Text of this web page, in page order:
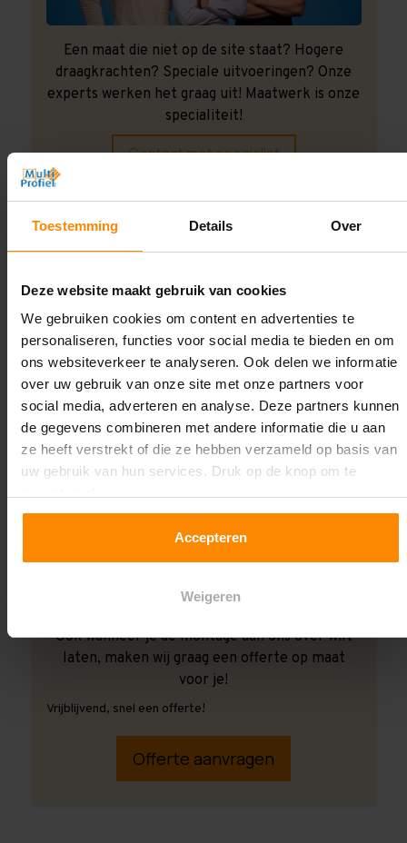
Toestemming Details Over
Deze website maakt gebruik van cookies
We gebruiken cookies om content en advertenties te
personaliseren, functies voor social media te bieden en om
ons websiteverkeer te analyseren. Ook delen we informatie
over uw gebruik van onze site met onze partners voor
social media, adverteren en analyse. Deze partners kunnen
de gegevens combineren met andere informatie die u aan
ze heeft verstrekt of die ze hebben verzameld op basis van
uw gebruik van hun services. Druk op de knop om te
Accepteren
Weigeren
Een maat die niet op de site staat? Hogere
draagkrachten? Speciale uitvoeringen? Onze
experts werken het graag uit! Maatwerk is onze
specialiteit!
Contact met specialist
Montage uitbesteden?
Ook wanneer je de montage aan ons over wilt
laten, maken wij graag een offerte op maat
voor je!
Vrijblijvend, snel een offerte!
Offerte aanvragen